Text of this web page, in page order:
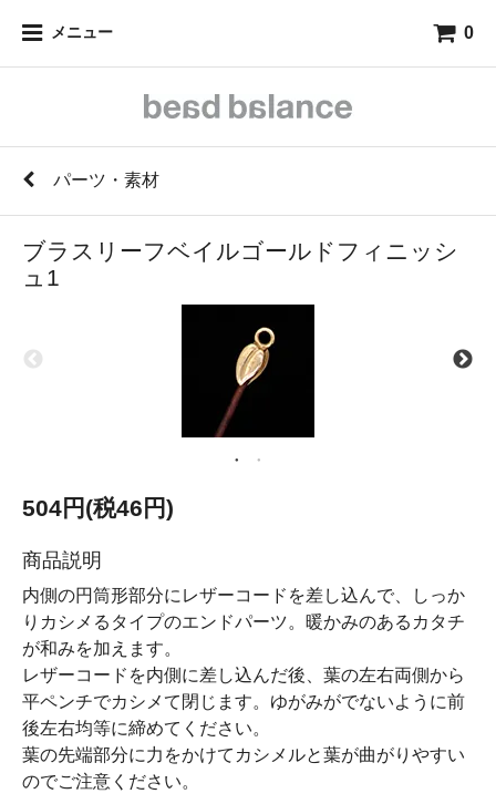
メニュー 0
パーツ・素材
ブラスリーフベイルゴールドフィニッシ
ュ1
504円(税46円)
商品説明
内側の円筒形部分にレザーコードを差し込んで、しっか
りカシメるタイプのエンドパーツ。暖かみのあるカタチ
が和みを加えます。
レザーコードを内側に差し込んだ後、葉の左右両側から
平ペンチでカシメて閉じます。ゆがみがでないように前
後左右均等に締めてください。
葉の先端部分に力をかけてカシメルと葉が曲がりやすい
のでご注意ください。